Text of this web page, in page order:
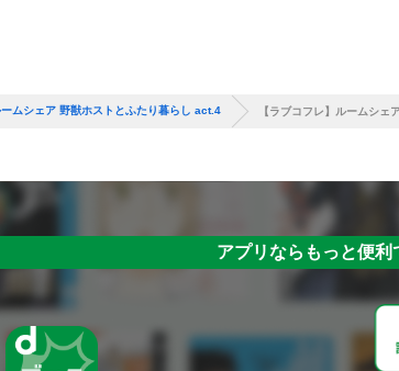
ームシェア 野獣ホストとふたり暮らし act.4 【ラブコフレ】ルームシ
アプリならもっと便利